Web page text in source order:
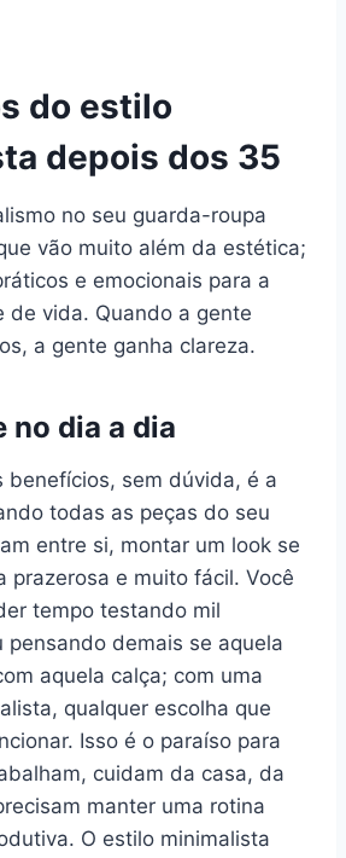
do estilo
depois dos 35
no seu guarda-roupa
vão muito além da estética;
e emocionais para a
de vida. Quando a gente
a gente ganha clareza.
no dia a dia
benefícios, sem dúvida, é a
todas as peças do seu
entre si, montar um look se
prazerosa e muito fácil. Você
tempo testando mil
pensando demais se aquela
aquela calça; com uma
qualquer escolha que
Isso é o paraíso para
cuidam da casa, da
manter uma rotina
O estilo minimalista